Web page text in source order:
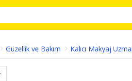
Güzellik ve Bakım Kalıcı Makyaj